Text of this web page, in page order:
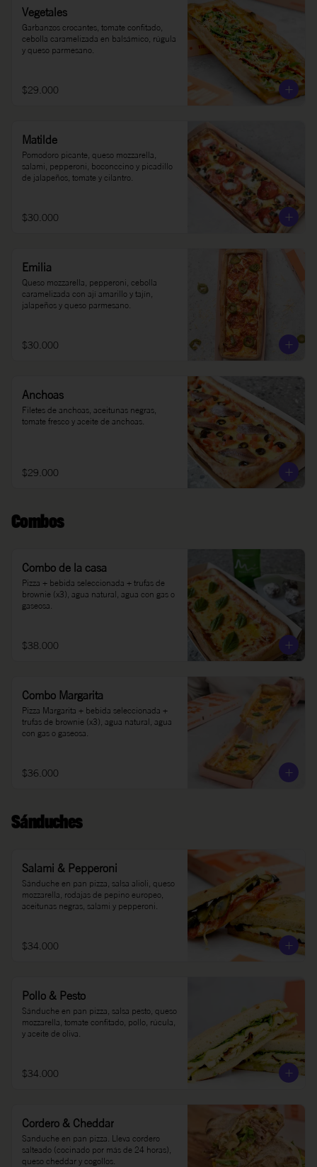
Vegetales
Garbanzos crocantes, tomate confitado,
cebolla caramelizada en balsámico, rúgula
y queso parmesano.
$29.000
Matilde
Pomodoro picante, queso mozzarella,
salami, pepperoni, boconccino y picadillo
de jalapeños, tomate y cilantro.
$30.000
Emilia
Queso mozzarella, pepperoni, cebolla
caramelizada con ají amarillo y tajín,
jalapeños y queso parmesano.
$30.000
Anchoas
Filetes de anchoas, aceitunas negras,
tomate fresco y aceite de anchoas.
$29.000
Combos
Combo de la casa
Pizza + bebida seleccionada + trufas de
brownie (x3), agua natural, agua con gas o
gaseosa.
$38.000
Combo Margarita
Pizza Margarita + bebida seleccionada +
trufas de brownie (x3), agua natural, agua
con gas o gaseosa.
$36.000
Sánduches
Salami & Pepperoni
Sánduche en pan pizza, salsa alioli, queso
mozzarella, rodajas de pepino europeo,
aceitunas negras, salami y pepperoni.
$34.000
Pollo & Pesto
Sánduche en pan pizza, salsa pesto, queso
mozzarella, tomate confitado, pollo, rúcula,
y aceite de oliva.
$34.000
Cordero & Cheddar
Sanduche en pan pizza. Lleva cordero
salteado (cocinado por más de 24 horas),
queso cheddar y cogollos.